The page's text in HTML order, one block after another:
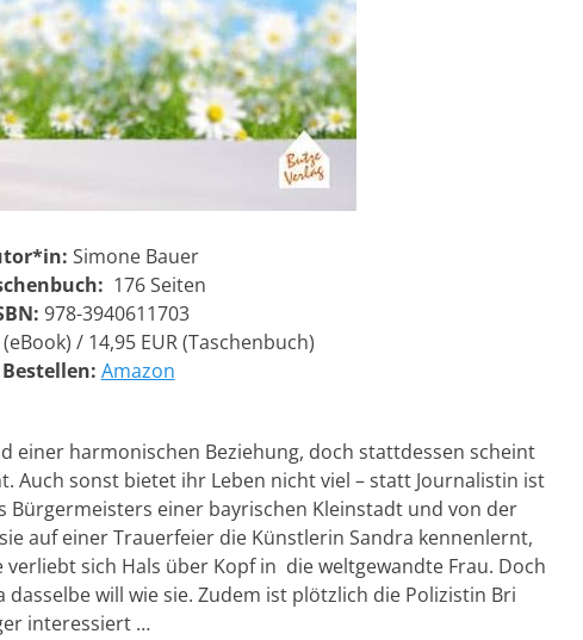
Simone Bauer
176 Seiten
978-3940611703
(eBook) / 14,95 EUR (Taschenbuch)
Bestellen: Amazon
einer harmonischen Beziehung, doch stattdessen scheint
Auch sonst bietet ihr Leben nicht viel – statt Journalistin ist
Bürgermeisters einer bayrischen Kleinstadt und von der
auf einer Trauerfeier die Künstlerin Sandra kennenlernt,
sich Hals über Kopf in die weltgewandte Frau. Doch
will wie sie. Zudem ist plötzlich die Polizistin Bri
interessiert …